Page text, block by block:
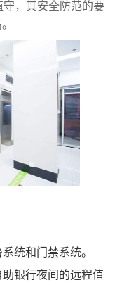
，其安全防范的要
统和门禁系统。
银行夜间的远程值